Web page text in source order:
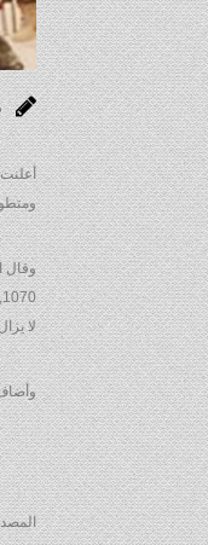
305 قتلى و1070جريحا في صفوف الصاعقة الليبية منذ فبراير 2011 حتى الآن
وقال
لا